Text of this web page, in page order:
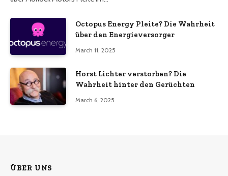
Octopus Energy Pleite? Die Wahrheit
über den Energieversorger
March 11, 2025
Horst Lichter verstorben? Die
Wahrheit hinter den Gerüchten
March 6, 2025
ÜBER UNS